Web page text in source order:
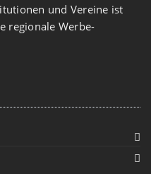
und Vereine ist
regionale Werbe-